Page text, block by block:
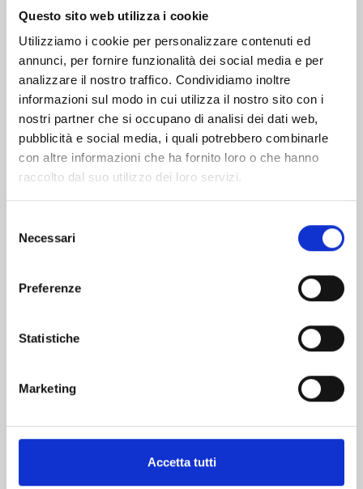
Questo sito web utilizza i cookie
Utilizziamo i cookie per personalizzare contenuti ed
annunci, per fornire funzionalità dei social media e per
analizzare il nostro traffico. Condividiamo inoltre
informazioni sul modo in cui utilizza il nostro sito con i
nostri partner che si occupano di analisi dei dati web,
pubblicità e social media, i quali potrebbero combinarle
con altre informazioni che ha fornito loro o che hanno
raccolto dal suo utilizzo dei loro servizi.
delNecessari
Preferenze
Statistiche
Marketing
Accetta tutti
Altri volumi della serie